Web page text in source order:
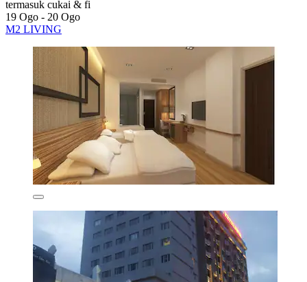
termasuk cukai & fi
19 Ogo - 20 Ogo
M2 LIVING